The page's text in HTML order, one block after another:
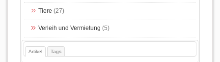
Tiere (27)
Verleih und Vermietung (5)
Artikel Tags